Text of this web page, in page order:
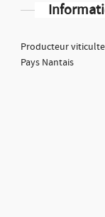
Producteur
Pays Nantais